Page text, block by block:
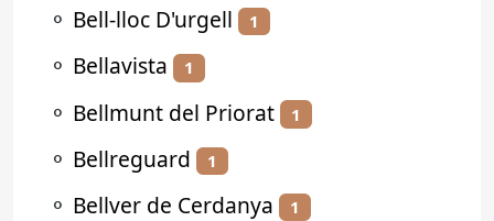
⚬ Bell-lloc D'urgell 1
⚬ Bellavista 1
⚬ Bellmunt del Priorat 1
⚬ Bellreguard 1
⚬ Bellver de Cerdanya 1